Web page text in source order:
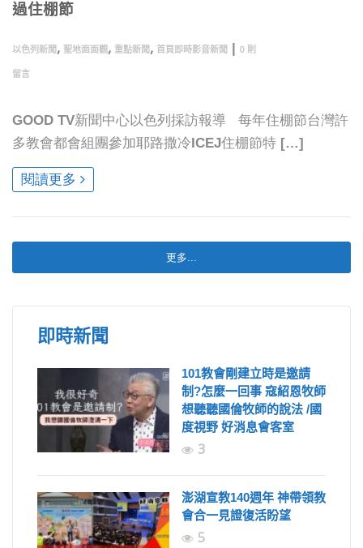
過住棚節
以色列新聞 , 聖地面面觀, 重點新聞 , 首頁即時影音新聞 | 0 則
留言
GOOD TV新聞中心以色列採訪報導 每年住棚節台灣許
多教會都會組團參加耶路撒冷ICEJ住棚節特 […]
閱讀更多
更多...
即時新聞
101教會剛建立時是邀請
制?怎麼一回事 寇紹恩牧師
想聽聽國倫牧師的說法 /國
度視野 好消息會客室
3
澎湖宣教140週年 神帶領教
會合一見證復活盼望
5